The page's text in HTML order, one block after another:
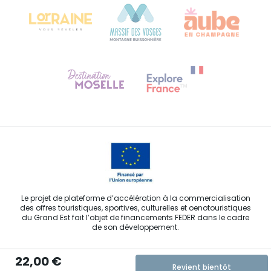
22,00 € Revient bientôt
Contactez-nous
Le projet de plateforme d’accélération à la commercialisation
des offres touristiques, sportives, culturelles et oenotouristiques
du Grand Est fait l’objet de financements FEDER dans le cadre
de son développement.